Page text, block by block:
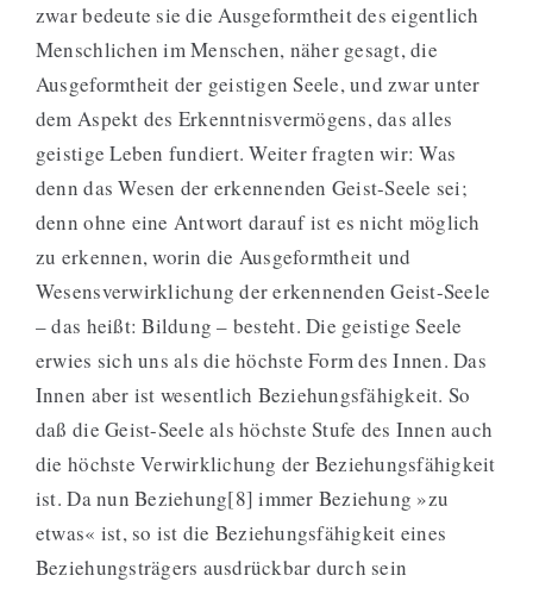
zwar bedeute sie die Ausgeformtheit des eigentlich
Menschlichen im Menschen, näher gesagt, die
Ausgeformtheit der geistigen Seele, und zwar unter
dem Aspekt des Erkenntnisvermögens, das alles
geistige Leben fundiert. Weiter fragten wir: Was
denn das Wesen der erkennenden Geist-Seele sei;
denn ohne eine Antwort darauf ist es nicht möglich
zu erkennen, worin die Ausgeformtheit und
Wesensverwirklichung der erkennenden Geist-Seele
– das heißt: Bildung – besteht. Die geistige Seele
erwies sich uns als die höchste Form des Innen. Das
Innen aber ist wesentlich Beziehungsfähigkeit. So
daß die Geist-Seele als höchste Stufe des Innen auch
die höchste Verwirklichung der Beziehungsfähigkeit
ist. Da nun Beziehung[8] immer Beziehung »zu
etwas« ist, so ist die Beziehungsfähigkeit eines
Beziehungsträgers ausdrückbar durch sein